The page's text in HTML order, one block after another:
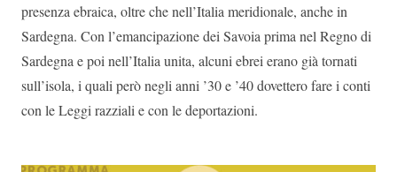
presenza ebraica, oltre che nell’Italia meridionale, anche in
Sardegna. Con l’emancipazione dei Savoia prima nel Regno di
Sardegna e poi nell’Italia unita, alcuni ebrei erano già tornati
sull’isola, i quali però negli anni ’30 e ’40 dovettero fare i conti
con le Leggi razziali e con le deportazioni.